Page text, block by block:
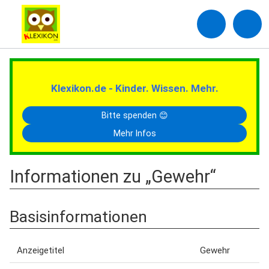
Klexikon.de - Kinder. Wissen. Mehr.
Bitte spenden 😊
Mehr Infos
Informationen zu „Gewehr“
Basisinformationen
Anzeigetitel Gewehr